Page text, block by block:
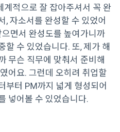
계적으로 잘 잡아주셔서 꼭 완
, 자소서를 완성할 수 있었어
면서 완성도를 높여가니까
할 수 있었습니다. 또, 제가 해
무슨 직무에 맞춰서 준비해
어요. 그런데 오히려 취업할
부터 PM까지 넓게 형성되어
넣어볼 수 있었습니다.